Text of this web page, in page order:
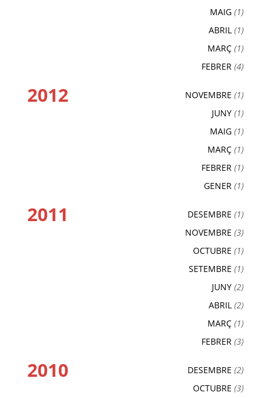
MAIG (1)
ABRIL (1)
MARÇ (1)
FEBRER (4)
2012 NOVEMBRE (1)
JUNY (1)
MAIG (1)
MARÇ (1)
FEBRER (1)
GENER (1)
2011 DESEMBRE (1)
NOVEMBRE (3)
OCTUBRE (1)
SETEMBRE (1)
JUNY (2)
ABRIL (2)
MARÇ (1)
FEBRER (3)
2010 DESEMBRE (2)
OCTUBRE (3)